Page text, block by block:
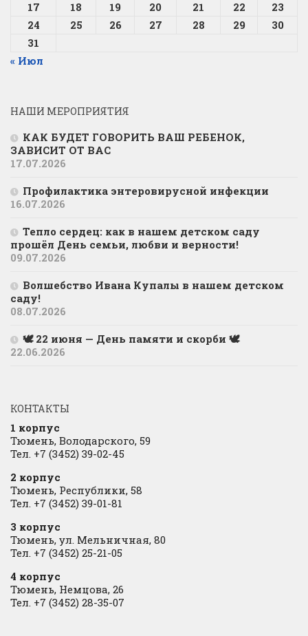
17
18 19 20 21 22
23
24
25 26 27 28 29
30
31
« Июл
НАШИ МЕРОПРИЯТИЯ
КАК БУДЕТ ГОВОРИТЬ ВАШ РЕБЕНОК,
ЗАВИСИТ ОТ ВАС
17.07.2026
Профилактика энтеровирусной инфекции
16.07.2026
Тепло сердец: как в нашем детском саду
прошёл День семьи, любви и верности!
09.07.2026
Волшебство Ивана Купалы в нашем детском
саду!
08.07.2026
🕊 22 июня — День памяти и скорби 🕊
22.06.2026
КОНТАКТЫ
1 корпус
Тюмень, Володарского, 59
Тел. +7 (3452) 39-02-45
2 корпус
Тюмень, Республики, 58
Тел. +7 (3452) 39-01-81
3 корпус
Тюмень, ул. Мельничная, 80
Тел. +7 (3452) 25-21-05
4 корпус
Тюмень, Немцова, 26
Тел. +7 (3452) 28-35-07